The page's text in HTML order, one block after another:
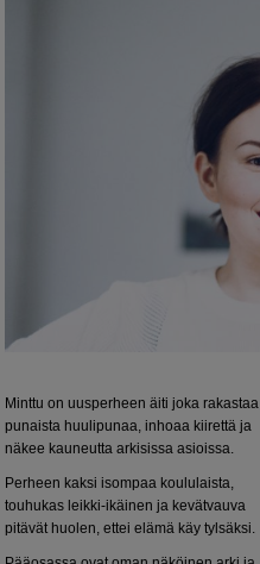
Minttu on uusperheen äiti joka rakastaa
punaista huulipunaa, inhoaa kiirettä ja
näkee kauneutta arkisissa asioissa.
Perheen kaksi isompaa koululaista,
touhukas leikki-ikäinen ja kevätvauva
pitävät huolen, ettei elämä käy tylsäksi.